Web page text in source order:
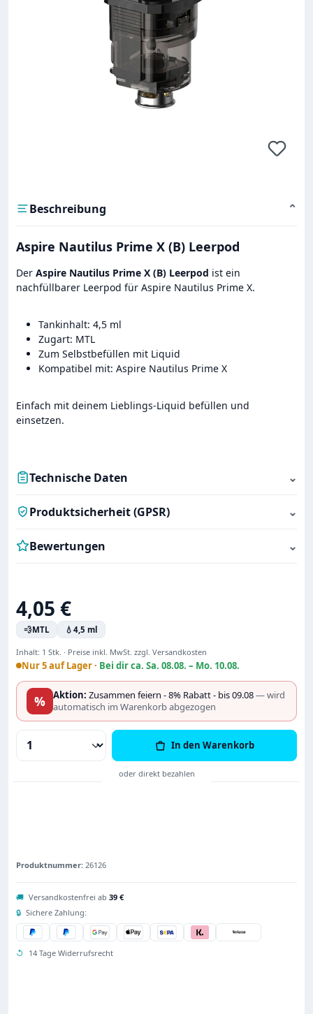
Beschreibung ⌄
Aspire Nautilus Prime X (B) Leerpod
Der Aspire Nautilus Prime X (B) Leerpod ist ein
nachfüllbarer Leerpod für Aspire Nautilus Prime X.
Tankinhalt: 4,5 ml
Zugart: MTL
Zum Selbstbefüllen mit Liquid
Kompatibel mit: Aspire Nautilus Prime X
Einfach mit deinem Lieblings-Liquid befüllen und
einsetzen.
Technische Daten ⌄
Produktsicherheit (GPSR) ⌄
Bewertungen ⌄
Regulärer Preis:
4,05 €
💨MTL 💧 4,5 ml
Inhalt: 1 Stk. · Preise inkl. MwSt. zzgl. Versandkosten
Nur 5 auf Lager · Bei dir ca. Sa. 08.08. – Mo. 10.08.
% Aktion: Zusammen feiern - 8% Rabatt - bis 09.08— wird
automatisch im Warenkorb abgezogen
Produkt Anzahl: Gib den gewünschten
In den Warenkorb
Produktnummer: 26126
🚚 Versandkostenfrei ab 39 €
🔒 Sichere Zahlung:
↺ 14 Tage Widerrufsrecht